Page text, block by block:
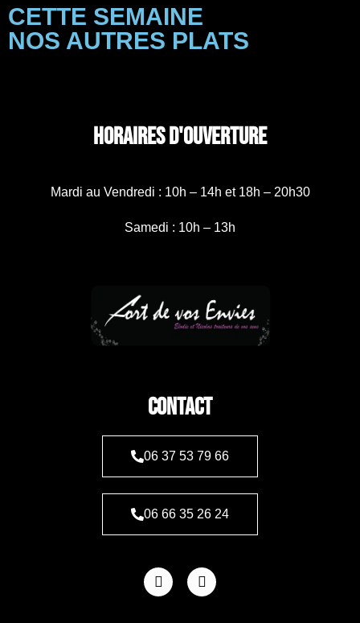
CETTE SEMAINE
NOS AUTRES PLATS
HORAIRES D'OUVERTURE
Mardi au Vendredi : 10h – 14h et 18h – 20h30
Samedi : 10h – 13h
CONTACT
06 37 53 79 66
06 66 35 26 24